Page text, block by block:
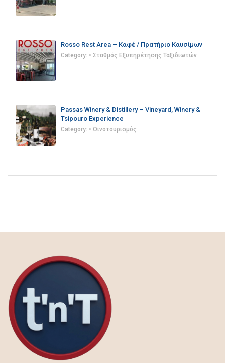
Rosso Rest Area – Καφέ / Πρατήριο Καυσίμων
Category: • Σταθμός Εξυπηρέτησης Ταξιδιωτών
Passas Winery & Distillery – Vineyard, Winery &
Tsipouro Experience
Category: • Οινοτουρισμός